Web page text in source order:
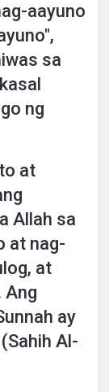
aayuno
sa
ng
at
Allah sa
at nag-
at
Ang
ay
Al-